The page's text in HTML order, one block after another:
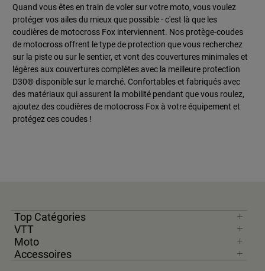
Quand vous êtes en train de voler sur votre moto, vous voulez
protéger vos ailes du mieux que possible - c'est là que les
coudières de motocross Fox interviennent. Nos protège-coudes
de motocross offrent le type de protection que vous recherchez
sur la piste ou sur le sentier, et vont des couvertures minimales et
légères aux couvertures complètes avec la meilleure protection
D30® disponible sur le marché. Confortables et fabriqués avec
des matériaux qui assurent la mobilité pendant que vous roulez,
ajoutez des coudières de motocross Fox à votre équipement et
protégez ces coudes !
Top Catégories
VTT
Moto
Accessoires